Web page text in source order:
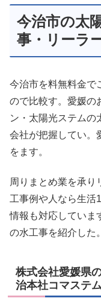
今治市の太
事・リーラ
今治市を料無料金で
ので比較す。愛媛の
ン・太陽光ステムの
会社が把握してい。
をます。
周りまとめ業を承り
工事例や人なら生活
情報も対応していま
の水工事を紹介した。
株式会社愛媛県
治本社コマステ